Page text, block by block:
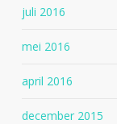
juli 2016
mei 2016
april 2016
december 2015